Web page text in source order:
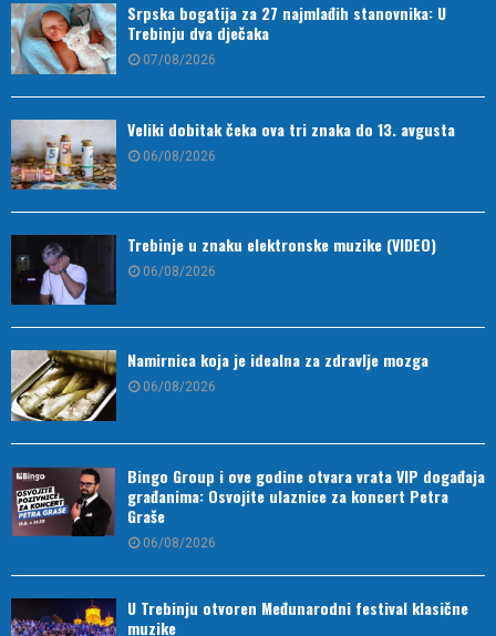
Srpska bogatija za 27 najmlađih stanovnika: U
Trebinju dva dječaka
07/08/2026
Veliki dobitak čeka ova tri znaka do 13. avgusta
06/08/2026
Trebinje u znaku elektronske muzike (VIDEO)
06/08/2026
Namirnica koja je idealna za zdravlje mozga
06/08/2026
Bingo Group i ove godine otvara vrata VIP događaja
građanima: Osvojite ulaznice za koncert Petra
Graše
06/08/2026
U Trebinju otvoren Međunarodni festival klasične
muzike